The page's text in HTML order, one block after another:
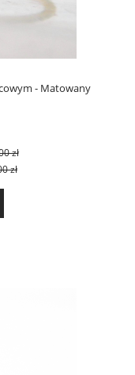
- Matowany
zł
zł